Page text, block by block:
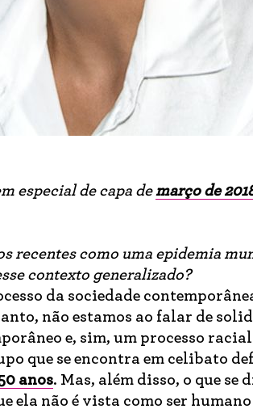
especial de capa demarço de
recentes como uma epidemia
contexto generalizado?
da sociedade
não estamos ao falar de
e, sim, um processo racial
que se encontra em celibato
anos. Mas, além disso, o que se
ela não é vista como ser